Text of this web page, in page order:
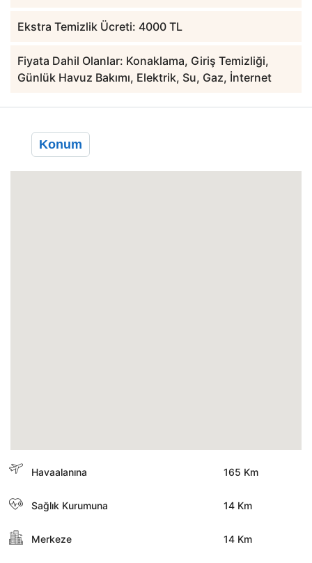
Ekstra Temizlik Ücreti: 4000 TL
Fiyata Dahil Olanlar: Konaklama, Giriş Temizliği,
Günlük Havuz Bakımı, Elektrik, Su, Gaz, İnternet
Konum
Havaalanına 165 Km
Sağlık Kurumuna 14 Km
Merkeze 14 Km